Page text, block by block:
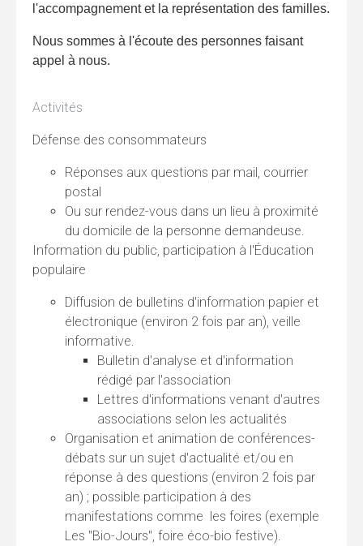
l'accompagnement et la représentation des familles.
Nous sommes à l'écoute des personnes faisant
appel à nous.
Activités
Défense des consommateurs
Réponses aux questions par mail, courrier
postal
Ou sur rendez-vous dans un lieu à proximité
du domicile de la personne demandeuse.
Information du public, participation à l'Éducation
populaire
Diffusion de bulletins d'information papier et
électronique (environ 2 fois par an), veille
informative.
Bulletin d'analyse et d'information
rédigé par l'association
Lettres d'informations venant d'autres
associations selon les actualités
Organisation et animation de conférences-
débats sur un sujet d'actualité et/ou en
réponse à des questions (environ 2 fois par
an) ; possible participation à des
manifestations comme les foires (exemple
Les "Bio-Jours", foire éco-bio festive).